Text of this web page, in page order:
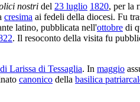
nostri del 23 luglio 1820, per la
cresima ai fedeli della diocesi. Fu
latino, pubblicata nell'ottobre di
. Il resoconto della visita fu
Larissa di Tessaglia. In maggio
canonico della basilica